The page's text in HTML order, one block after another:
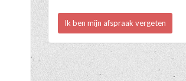
Ik ben mijn afspraak vergeten